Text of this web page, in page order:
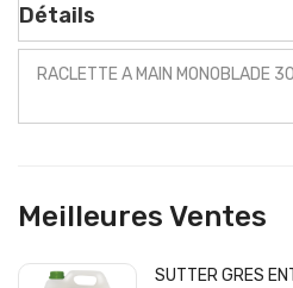
Détails
RACLETTE A MAIN MONOBLADE
Meilleures Ventes
SUTTER GRES